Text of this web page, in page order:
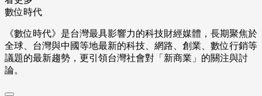
數位時代
《數位時代》是台灣最具影響力的科技財經媒體，長期聚焦於
全球、台灣與中國等地最新的科技、網路、創業、數位行銷等
議題的最新趨勢，更引領台灣社會對「新商業」的關注與討
論。